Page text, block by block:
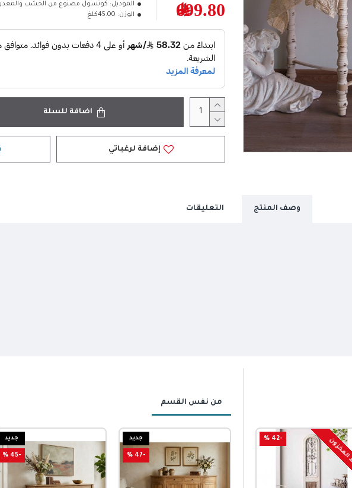
699.80﷼
الموديل: كونسول مصنوع من الخشب
الوزن: 45.00كلغ
اضافة للسلة
إضافة لرغباتي
وصف المنتج التعليقات
-42 %
من نفس القسم
جديد جديد
-47 %
جديد
-45 %